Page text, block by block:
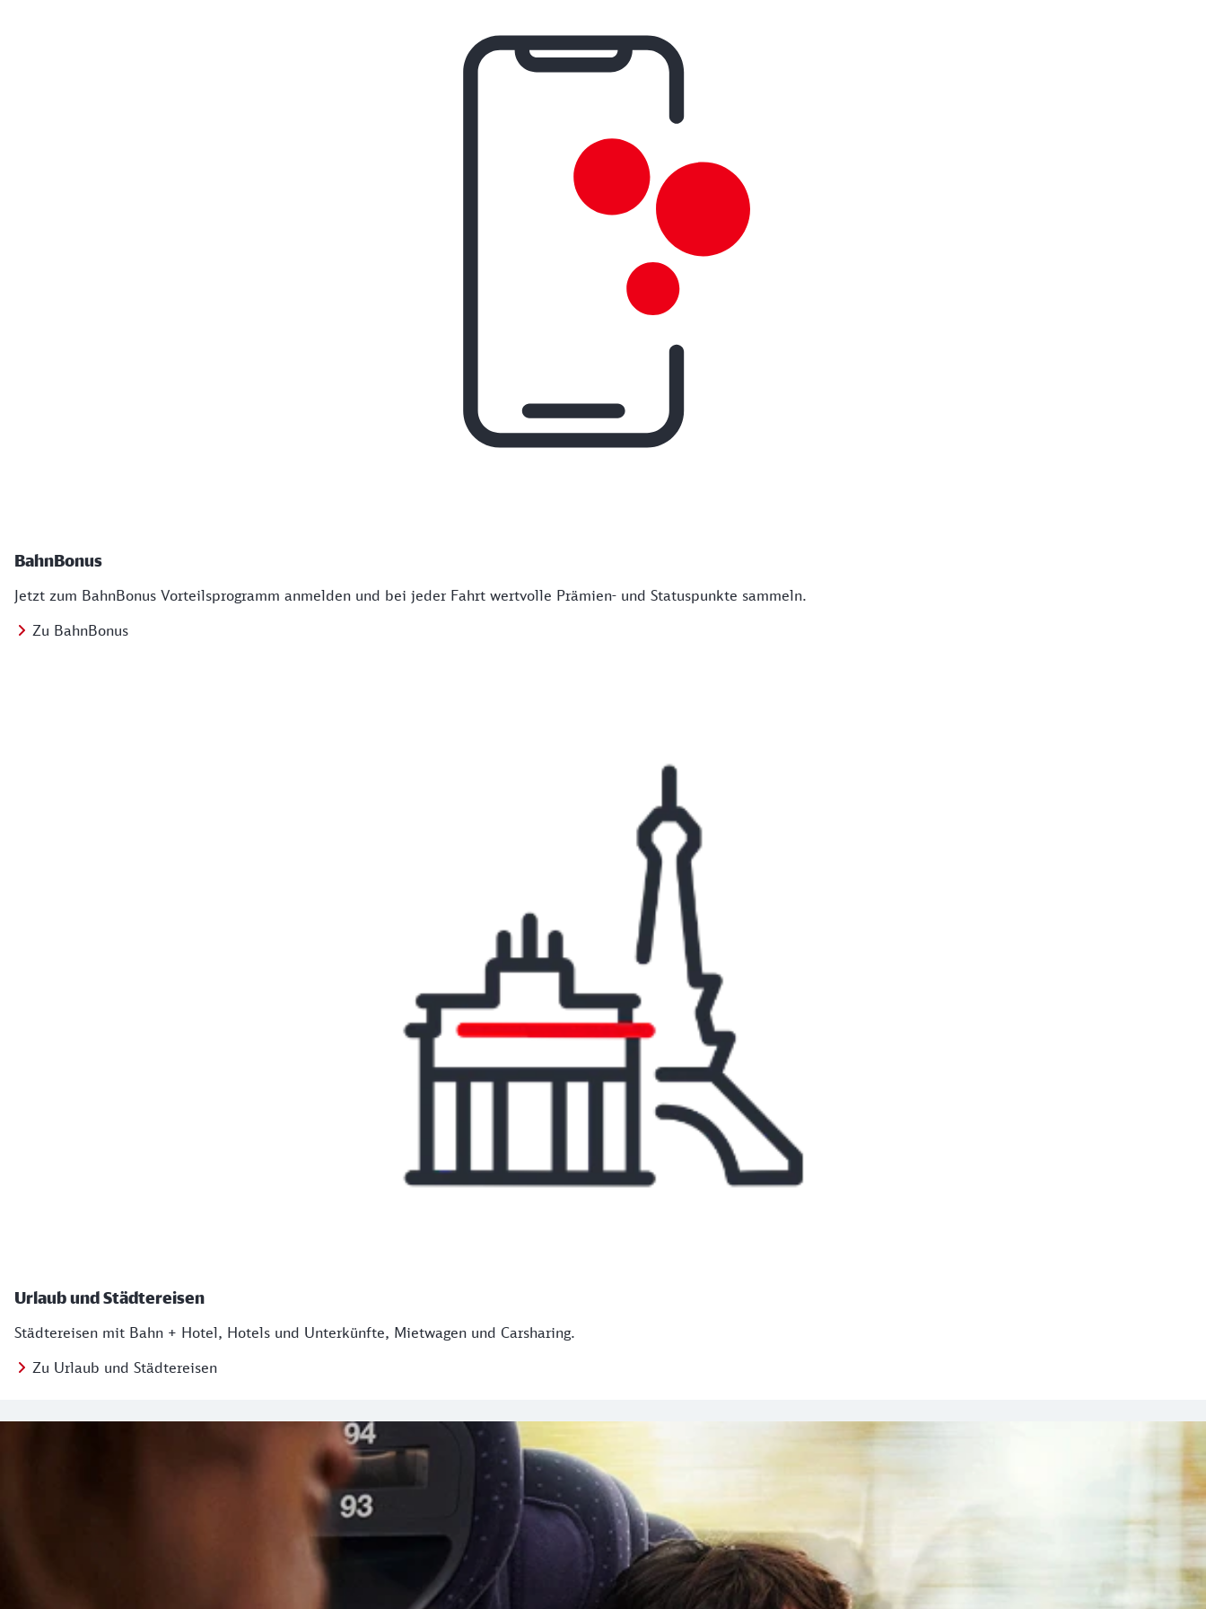
BahnBonus
Jetzt zum BahnBonus Vorteilsprogramm anmelden und bei jeder Fahrt wertvolle Prämien- und Statuspunkte sammeln.
Zu BahnBonus
Urlaub und Städtereisen
Städtereisen mit Bahn + Hotel, Hotels und Unterkünfte, Mietwagen und Carsharing.
Zu Urlaub und Städtereisen